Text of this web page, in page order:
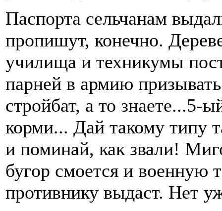
Паспорта сельчанам
пропишут, конечно.
училища и техникумы
парней в армию
стройбат, а то знаете...5-
корми... Дай такому типу
и поминай, как звали!
бугор смоется и военную
противнику выдаст. Нет